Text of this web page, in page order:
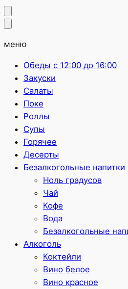
меню
Обеды с 12:00 до 16:00
Закуски
Салаты
Поке
Роллы
Супы
Горячее
Десерты
Безалкогольные напитки
Ноль градусов
Чай
Кофе
Вода
Безалкогольные
Алкоголь
Коктейли
Вино белое
Вино красное